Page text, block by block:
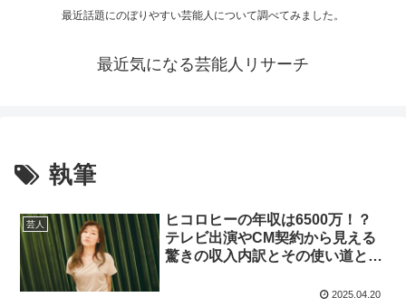
最近話題にのぼりやすい芸能人について調べてみました。
最近気になる芸能人リサーチ
執筆
芸人
ヒコロヒーの年収は6500万！？
テレビ出演やCM契約から見える
驚きの収入内訳とその使い道と
2025.04.20